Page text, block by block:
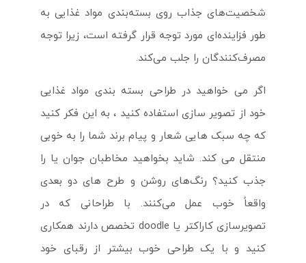
شخصیت‌های جذاب روی بسته‌بندی مواد غذایی به
طور فزاینده‌ای مورد توجه قرار گرفته است، زیرا توجه
مصرف‌کنندگان را جلب می‌کند.
اگر می خواهید در طراحی بسته بندی مواد غذایی
خود از تصویر سازی استفاده کنید ، به این فکر کنید
که چه سبک هایی شعار و پیام برند شما را به خوبی
منتقل می کند. شاید بخواهید مخاطبان جوان یا را
جذب کنید؟ رنگ‌های روشن و طرح های دو بعدی
واقعاً خوب عمل می‌کنند. با طراحانی که در
تصویرسازی کاراکتر یا doodle تخصص دارند همکاری
کنید و با یک طراحی خوب بیشتر از رقبای خود